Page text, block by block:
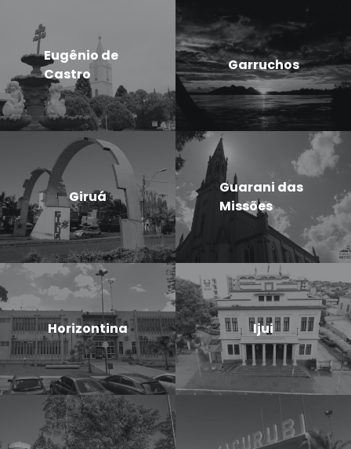
Eugênio de
Castro
Garruchos
Giruá
Guarani das
Missões
Horizontina Ijui